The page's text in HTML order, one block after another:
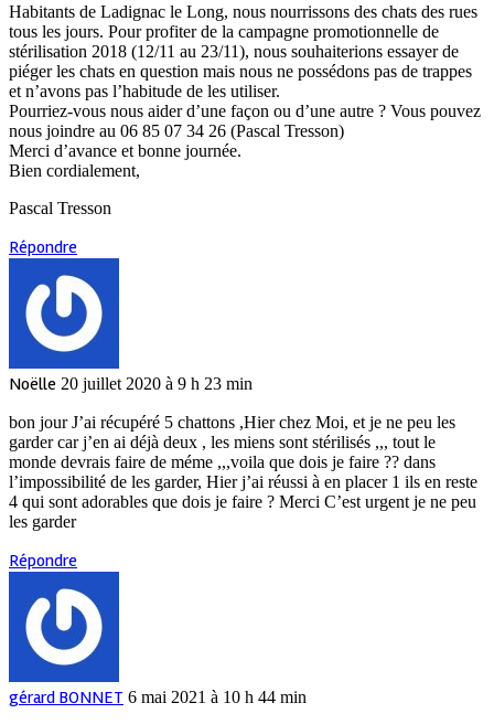
Habitants de Ladignac le Long, nous nourrissons des chats des rues
tous les jours. Pour profiter de la campagne promotionnelle de
stérilisation 2018 (12/11 au 23/11), nous souhaiterions essayer de
piéger les chats en question mais nous ne possédons pas de trappes
et n’avons pas l’habitude de les utiliser.
Pourriez-vous nous aider d’une façon ou d’une autre ? Vous pouvez
nous joindre au 06 85 07 34 26 (Pascal Tresson)
Merci d’avance et bonne journée.
Bien cordialement,
Pascal Tresson
Répondre
Noëlle 20 juillet 2020 à 9 h 23 min
bon jour J’ai récupéré 5 chattons ,Hier chez Moi, et je ne peu les
garder car j’en ai déjà deux , les miens sont stérilisés ,,, tout le
monde devrais faire de méme ,,,voila que dois je faire ?? dans
l’impossibilité de les garder, Hier j’ai réussi à en placer 1 ils en reste
4 qui sont adorables que dois je faire ? Merci C’est urgent je ne peu
les garder
Répondre
gérard BONNET 6 mai 2021 à 10 h 44 min